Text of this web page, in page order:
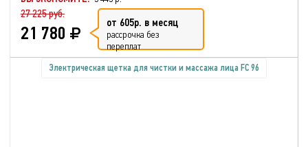
27 225 руб.
21 780 от 605р. в месяц
рассрочка без
переплат
Электрическая щетка для чистки и массажа лица FC 96